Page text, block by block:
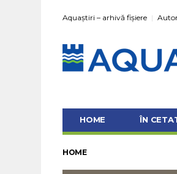
Aquaștiri – arhivă fișiere
HOME ÎN
HOME